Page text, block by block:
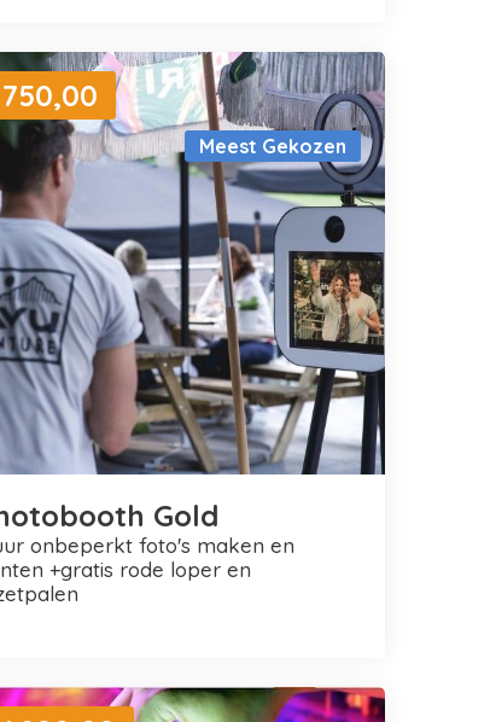
Meest Gekozen
Gold
+gratis rode loper en